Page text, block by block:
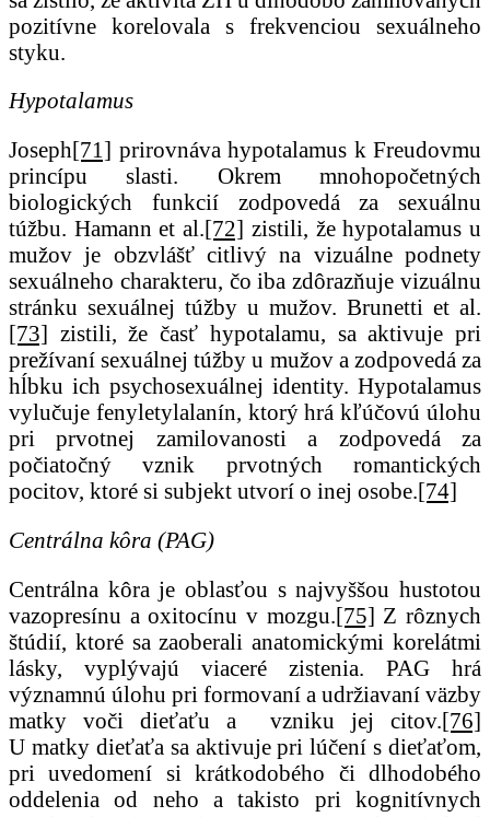
pozitívne korelovala s frekvenciou sexuálneho
styku.
Hypotalamus
Joseph[71] prirovnáva hypotalamus k Freudovmu
princípu slasti. Okrem mnohopočetných
biologických funkcií zodpovedá za sexuálnu
túžbu. Hamann et al.[72] zistili, že hypotalamus u
mužov je obzvlášť citlivý na vizuálne podnety
sexuálneho charakteru, čo iba zdôrazňuje vizuálnu
stránku sexuálnej túžby u mužov. Brunetti et al.
[73] zistili, že časť hypotalamu, sa aktivuje pri
prežívaní sexuálnej túžby u mužov a zodpovedá za
hĺbku ich psychosexuálnej identity. Hypotalamus
vylučuje fenyletylalanín, ktorý hrá kľúčovú úlohu
pri prvotnej zamilovanosti a zodpovedá za
počiatočný vznik prvotných romantických
pocitov, ktoré si subjekt utvorí o inej osobe.[74]
Centrálna kôra (PAG)
Centrálna kôra je oblasťou s najvyššou hustotou
vazopresínu a oxitocínu v mozgu.[75] Z rôznych
štúdií, ktoré sa zaoberali anatomickými korelátmi
lásky, vyplývajú viaceré zistenia. PAG hrá
významnú úlohu pri formovaní a udržiavaní väzby
matky voči dieťaťu a vzniku jej citov.[76]
U matky dieťaťa sa aktivuje pri lúčení s dieťaťom,
pri uvedomení si krátkodobého či dlhodobého
oddelenia od neho a takisto pri kognitívnych